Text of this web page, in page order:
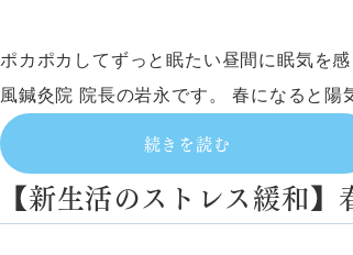
ポカポカしてずっと眠たい昼間に眠気を
風鍼灸院 院長の岩永です。 春になると
続きを読む
【新生活のストレス緩和